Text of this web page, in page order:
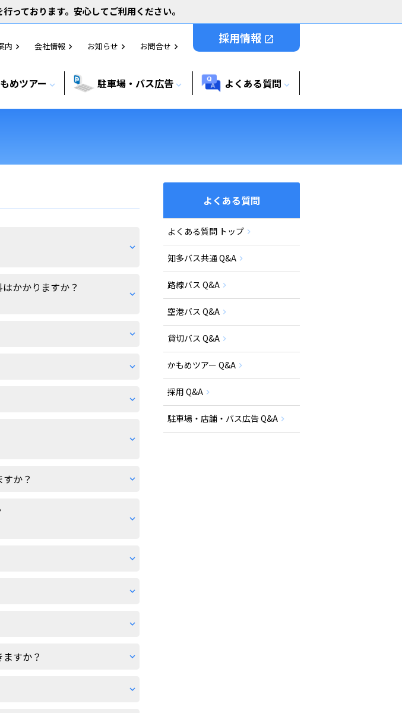
っております。安心してご利用ください。
内 chevron_right 会社情報 chevron_right お知らせ chevron_right お問合せ chevron_right
採用情報 open_in_new
めツアー expand_more 駐車場・バス広告expand_more よくある質問 expand_more
かかりますか？
か？
すか？
よくある質問
よくある質問 トップ
知多バス共通 Q&A
路線バス Q&A
空港バス Q&A
貸切バス Q&A
かもめツアー Q&A
採用 Q&A
駐車場・店舗・バス広告 Q&A